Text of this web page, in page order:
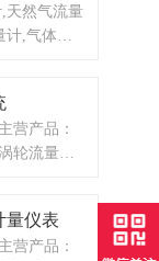
天然气流量
计,气体流
营产品：
轮流量
测设备，
动化项
量仪表
营产品：